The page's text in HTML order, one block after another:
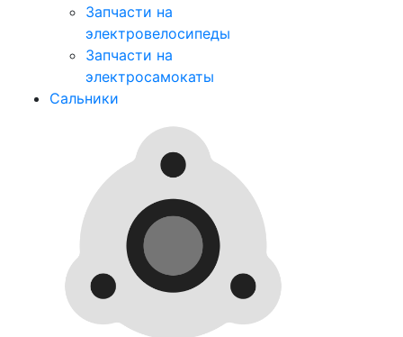
Запчасти на
электровелосипеды
Запчасти на
электросамокаты
Сальники